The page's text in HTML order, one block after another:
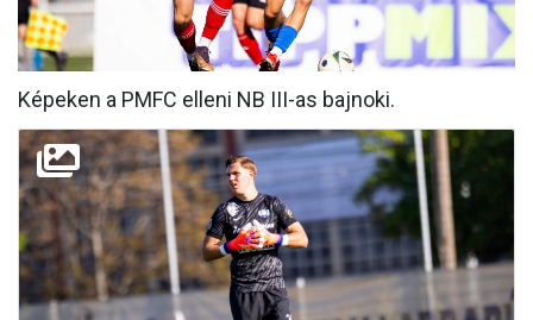
KLUB
GALÉRIA
SZURKOLÓI ÉLMÉNYEK
AKKREDITÁCIÓ
Képeken a PMFC elleni NB III-as bajnoki.